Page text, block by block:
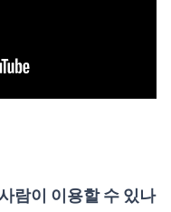
람이 이용할 수 있나